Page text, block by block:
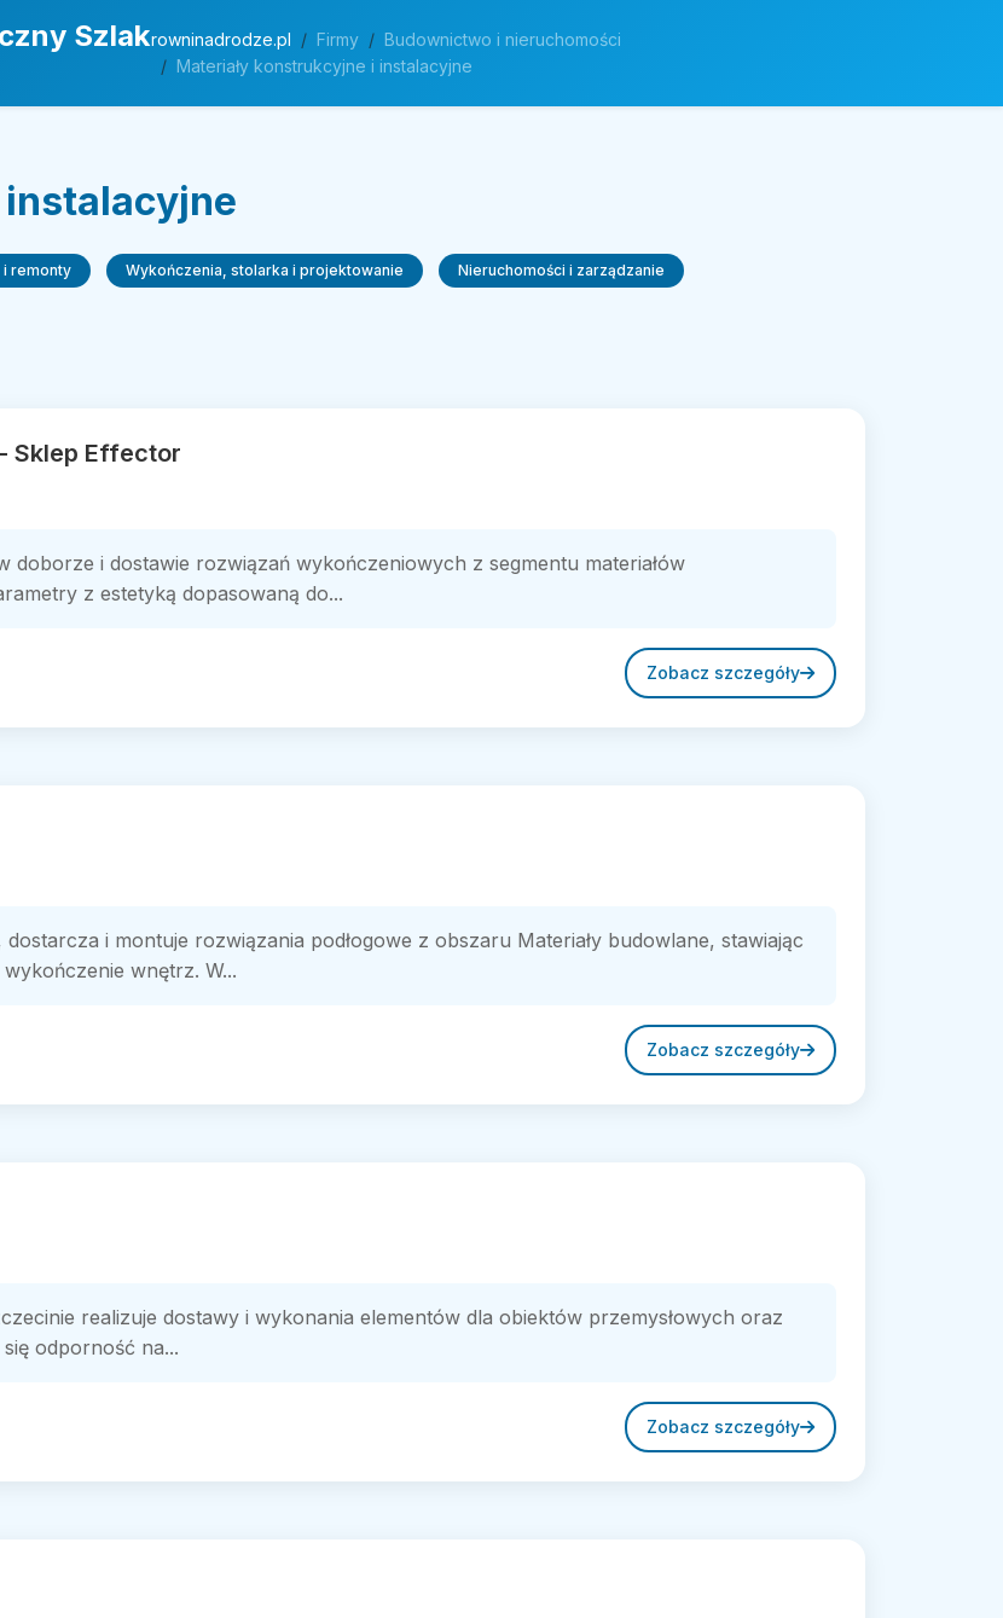
Szlakrowninadrodze.pl Firmy
Budownictwo i nieruchomości
Materiały konstrukcyjne i instalacyjne
i remonty Wykończenia, stolarka i projektowanie Nieruchomości i zarządzanie
Sklep Effector
doborze i dostawie rozwiązań wykończeniowych z segmentu materiałów
z estetyką dopasowaną do...
Zobacz szczegóły
dostarcza i montuje rozwiązania podłogowe z obszaru Materiały budowlane, stawiając
wnętrz. W...
Zobacz szczegóły
realizuje dostawy i wykonania elementów dla obiektów przemysłowych oraz
odporność na...
Zobacz szczegóły